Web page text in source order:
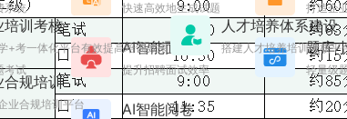
系统
考试
快速高效地生成试题
AI智能面试
提升招聘面试效率
AI智能阅卷
打造企
题库
轻量级
培训考核
+考一体化平台有效提高培训效果
合规培训
业合规培训平台
人才培养体系建设
搭建人才培养培训考核平